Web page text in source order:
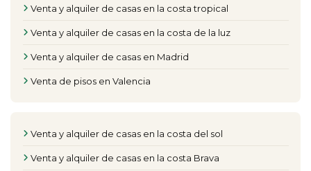
Venta y alquiler de casas en la costa tropical
Venta y alquiler de casas en la costa de la luz
Venta y alquiler de casas en Madrid
Venta de pisos en Valencia
Venta y alquiler de casas en la costa del sol
Venta y alquiler de casas en la costa Brava